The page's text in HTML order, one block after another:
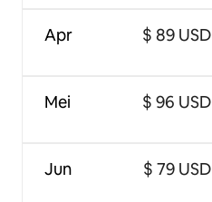
Apr
Mei
Jun
$ 89 USD
$ 96 USD
$ 79 USD